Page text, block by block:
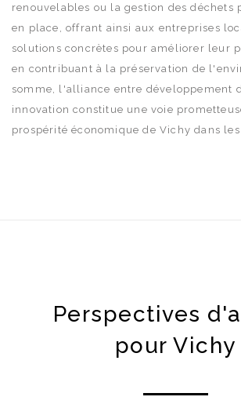
renouvelables ou la gestion des déchets
en place, offrant ainsi aux entreprises
solutions concrètes pour améliorer leur
en contribuant à la préservation de
somme, l'alliance entre développement
innovation constitue une voie
prospérité économique de Vichy dans les
Perspectives
pour Vichy